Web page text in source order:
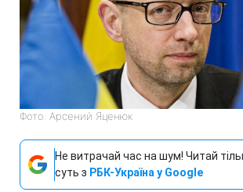
Фото: Арсений Яценюк
Не витрачай час на шум! Читай
суть з РБК-Україна у Google